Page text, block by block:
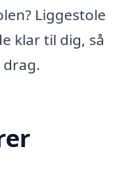
Liggestole
klar til dig, så
drag.